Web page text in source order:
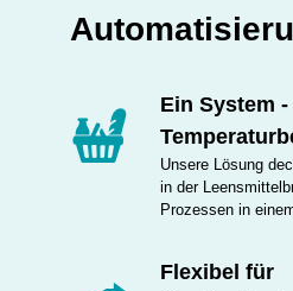
Ein System
Unsere Lösung
in der
Prozessen in
Flexibel für